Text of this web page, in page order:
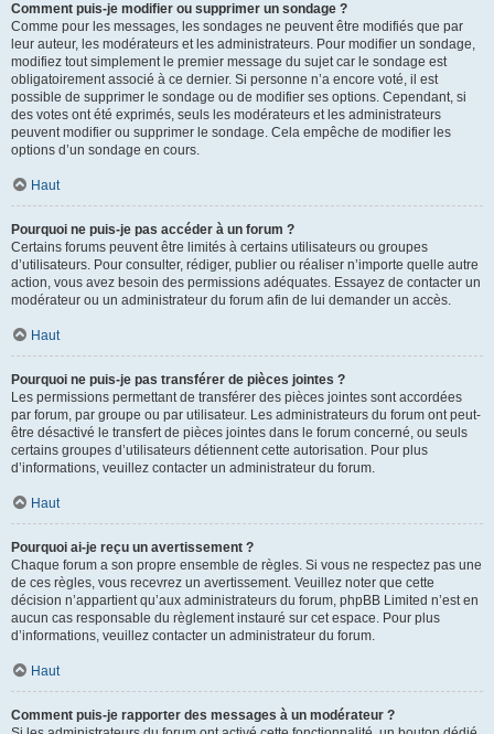
Comment puis-je modifier ou supprimer un sondage ?
Comme pour les messages, les sondages ne peuvent être modifiés que par
leur auteur, les modérateurs et les administrateurs. Pour modifier un sondage,
modifiez tout simplement le premier message du sujet car le sondage est
obligatoirement associé à ce dernier. Si personne n’a encore voté, il est
possible de supprimer le sondage ou de modifier ses options. Cependant, si
des votes ont été exprimés, seuls les modérateurs et les administrateurs
peuvent modifier ou supprimer le sondage. Cela empêche de modifier les
options d’un sondage en cours.
Haut
Pourquoi ne puis-je pas accéder à un forum ?
Certains forums peuvent être limités à certains utilisateurs ou groupes
d’utilisateurs. Pour consulter, rédiger, publier ou réaliser n’importe quelle autre
action, vous avez besoin des permissions adéquates. Essayez de contacter un
modérateur ou un administrateur du forum afin de lui demander un accès.
Haut
Pourquoi ne puis-je pas transférer de pièces jointes ?
Les permissions permettant de transférer des pièces jointes sont accordées
par forum, par groupe ou par utilisateur. Les administrateurs du forum ont peut-
être désactivé le transfert de pièces jointes dans le forum concerné, ou seuls
certains groupes d’utilisateurs détiennent cette autorisation. Pour plus
d’informations, veuillez contacter un administrateur du forum.
Haut
Pourquoi ai-je reçu un avertissement ?
Chaque forum a son propre ensemble de règles. Si vous ne respectez pas une
de ces règles, vous recevrez un avertissement. Veuillez noter que cette
décision n’appartient qu’aux administrateurs du forum, phpBB Limited n’est en
aucun cas responsable du règlement instauré sur cet espace. Pour plus
d’informations, veuillez contacter un administrateur du forum.
Haut
Comment puis-je rapporter des messages à un modérateur ?